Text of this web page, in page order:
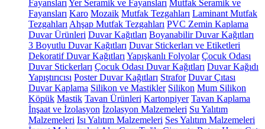
Fayansları Yer Seramik ve Fayansları Mutfak Seramik ve
Fayansları Karo Mozaik Mutfak Tezgahları Laminant Mutfak
Tezgahları Ahşap Mutfak Tezgahları PVC Zemin Kaplama
Duvar Ürünleri Duvar Kağıtları Boyanabilir Duvar Kağıtları
3 Boyutlu Duvar Kağıtları Duvar Stickerları ve Etiketleri
Dekoratif Duvar Kağıtları Yapışkanlı Folyolar Çocuk Odası
Duvar Stickerları Çocuk Odası Duvar Kağıtları Duvar Kağıdı
Yapıştırıcısı Poster Duvar Kağıtları Strafor Duvar Çıtası
Duvar Kaplama Silikon ve Mastikler Silikon Mum Silikon
Köpük Mastik Tavan Ürünleri Kartonpiyer Tavan Kaplama
İnşaat ve İzolasyon İzolasyon Malzemeleri Su Yalıtım
Malzemeleri Isı Yalıtım Malzemeleri Ses Yalıtım Malzemeleri